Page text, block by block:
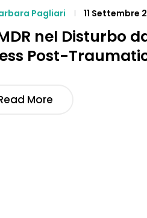
Pagliari 11 Settembre
nel Disturbo
Post-
More